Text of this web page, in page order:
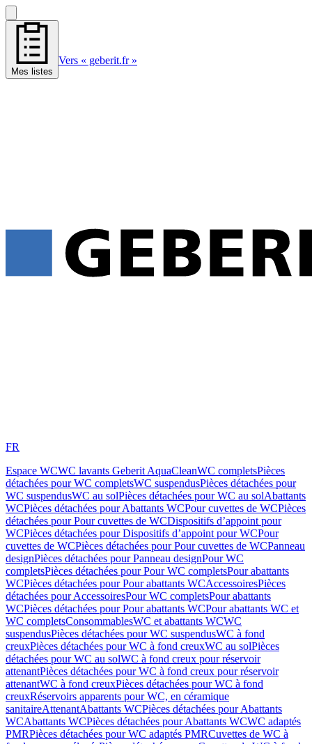
Mes listes
Vers « geberit.fr »
FR
Espace WCWC lavants Geberit AquaCleanWC completsPièces
détachées pour WC completsWC suspendusPièces détachées pour
WC suspendusWC au solPièces détachées pour WC au solAbattants
WCPièces détachées pour Abattants WCPour cuvettes de WCPièces
détachées pour Pour cuvettes de WCDispositifs d’appoint pour
WCPièces détachées pour Dispositifs d’appoint pour WCPour
cuvettes de WCPièces détachées pour Pour cuvettes de WCPanneau
designPièces détachées pour Panneau designPour WC
completsPièces détachées pour Pour WC completsPour abattants
WCPièces détachées pour Pour abattants WCAccessoiresPièces
détachées pour AccessoiresPour WC completsPour abattants
WCPièces détachées pour Pour abattants WCPour abattants WC et
WC completsConsommablesWC et abattants WCWC
suspendusPièces détachées pour WC suspendusWC à fond
creuxPièces détachées pour WC à fond creuxWC au solPièces
détachées pour WC au solWC à fond creux pour réservoir
attenantPièces détachées pour WC à fond creux pour réservoir
attenantWC à fond creuxPièces détachées pour WC à fond
creuxRéservoirs apparents pour WC, en céramique
sanitaireAttenantAbattants WCPièces détachées pour Abattants
WCAbattants WCPièces détachées pour Abattants WCWC adaptés
PMRPièces détachées pour WC adaptés PMRCuvettes de WC à